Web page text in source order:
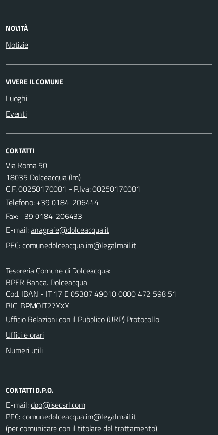
NOVITÀ
Notizie
VIVERE IL COMUNE
Luoghi
Eventi
CONTATTI
Via Roma 50
18035 Dolceacqua (Im)
C.F. 00250170081 - P.Iva: 00250170081
Telefono: +39 0184-206444
Fax: +39 0184-206433
E-mail:
PEC:
Tesoreria Comune di Dolceacqua:
BPER Banca. Dolceacqua
Cod. IBAN - IT 17 E 05387 49010 0000 472 598 51
BIC: BPMOIT22XXX
Ufficio Relazioni con il Pubblico (URP) Protocollo
Uffici e orari
Numeri utili
CONTATTI D.P.O.
E-mail:
PEC:
(per comunicare con il titolare del trattamento)